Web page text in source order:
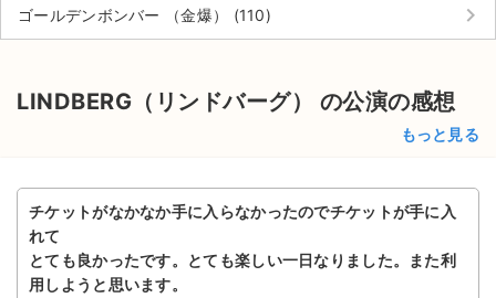
音楽情報
ゴールデンボンバー （金爆） (110) keyboard_arrow_right
LINDBERG（リンドバーグ） の公演の感想
もっと見る
チケットがなかなか手に入らなかったのでチケットが手に入
れて
とても良かったです。とても楽しい一日なりました。また利
用しようと思います。